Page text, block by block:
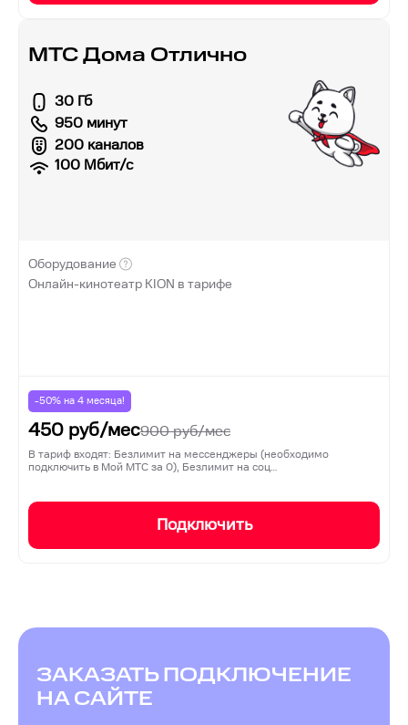
МТС Дома Отлично
30 Гб
950 минут
200 каналов
100 Мбит/с
Оборудование
Онлайн-кинотеатр KION в тарифе
-50% на 4 месяца!
450 руб/мес900руб/мес
В тариф входят: Безлимит на мессенджеры (необходимо
подключить в Мой МТС за 0), Безлимит на соц…
Подключить
ЗАКАЗАТЬ ПОДКЛЮЧЕНИЕ
НА САЙТЕ